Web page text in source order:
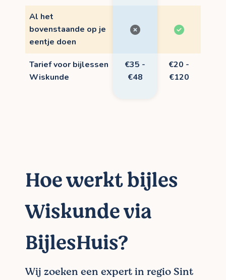
Al het
bovenstaande op je
eentje doen
Tarief voor bijlessen
Wiskunde
€35 -
€48
€20 -
€120
Hoe werkt bijles
Wiskunde via
BijlesHuis?
Wij zoeken een expert in regio Sint